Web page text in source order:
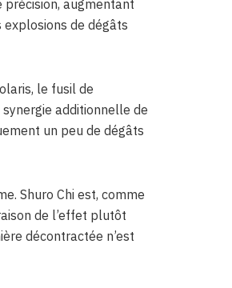
augmentant
de dégâts
le fusil de
additionnelle de
un peu de dégâts
Shuro Chi est, comme
de l’effet plutôt
décontractée n’est